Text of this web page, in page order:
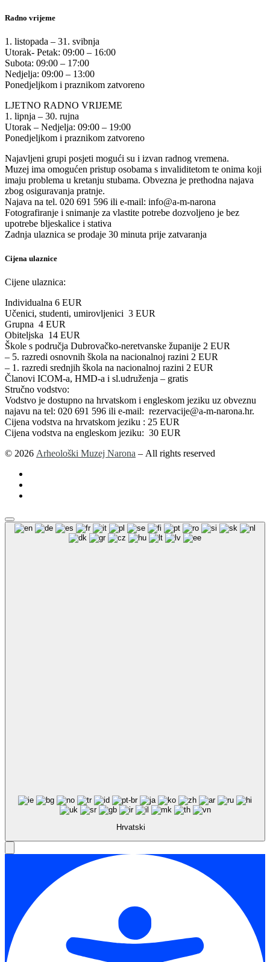
Radno vrijeme
1. listopada – 31. svibnja
Utorak- Petak: 09:00 – 16:00
Subota: 09:00 – 17:00
Nedjelja: 09:00 – 13:00
Ponedjeljkom i praznikom zatvoreno
LJETNO RADNO VRIJEME
1. lipnja – 30. rujna
Utorak – Nedjelja: 09:00 – 19:00
Ponedjeljkom i praznikom zatvoreno
Najavljeni grupi posjeti mogući su i izvan radnog vremena.
Muzej ima omogućen pristup osobama s invaliditetom te onima koji
imaju problema u kretanju stubama. Obvezna je prethodna najava
zbog osiguravanja pratnje.
Najava na tel. 020 691 596 ili e-mail: info@a-m-narona
Fotografiranje i snimanje za vlastite potrebe dozvoljeno je bez
upotrebe bljeskalice i stativa
Zadnja ulaznica se prodaje 30 minuta prije zatvaranja
Cijena ulaznice
Cijene ulaznica:
Individualna 6 EUR
Učenici, studenti, umirovljenici 3 EUR
Grupna 4 EUR
Obiteljska 14 EUR
Škole s područja Dubrovačko-neretvanske županije 2 EUR
– 5. razredi osnovnih škola na nacionalnoj razini 2 EUR
– 1. razredi srednjih škola na nacionalnoj razini 2 EUR
Članovi ICOM-a, HMD-a i sl.udruženja – gratis
Stručno vodstvo:
Vodstvo je dostupno na hrvatskom i engleskom jeziku uz obveznu
najavu na tel: 020 691 596 ili e-mail: rezervacije@a-m-narona.hr.
Cijena vodstva na hrvatskom jeziku : 25 EUR
Cijena vodstva na engleskom jeziku: 30 EUR
© 2026 Arheološki Muzej Narona – All rights reserved
Hrvatski